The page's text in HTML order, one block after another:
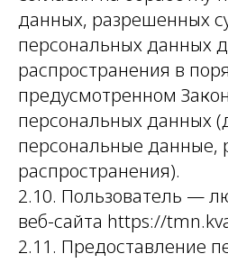
данных, разрешенных
персональных данных
распространения в
предусмотренном
персональных данных
персональные данные,
распространения).
2.10. Пользователь —
веб-сайта https://
2.11. Предоставление